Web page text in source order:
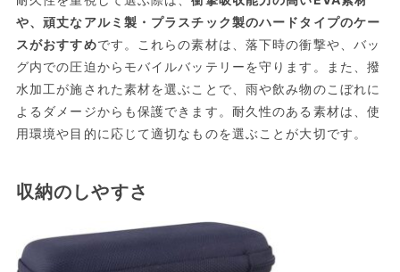
や、頑丈なアルミ製・プラスチック製のハードタイプのケー
スがおすすめです。これらの素材は、落下時の衝撃や、バッ
グ内での圧迫からモバイルバッテリーを守ります。また、撥
水加工が施された素材を選ぶことで、雨や飲み物のこぼれに
よるダメージからも保護できます。耐久性のある素材は、使
用環境や目的に応じて適切なものを選ぶことが大切です。
収納のしやすさ